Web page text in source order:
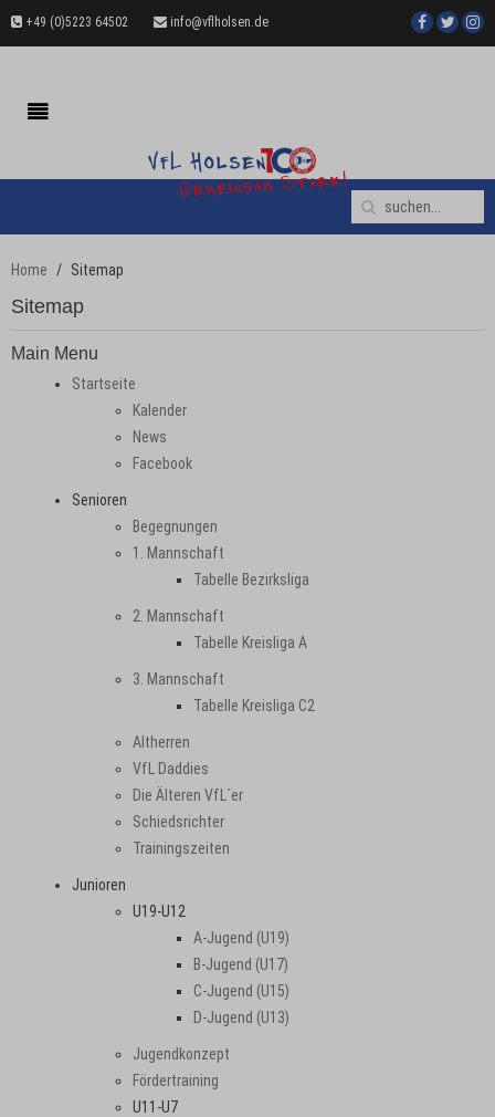
+49 (0)5223 64502 info@vflholsen.de
Home Sitemap
Sitemap
Main Menu
Startseite
Kalender
News
Facebook
Senioren
Begegnungen
1. Mannschaft
Tabelle Bezirksliga
2. Mannschaft
Tabelle Kreisliga A
3. Mannschaft
Tabelle Kreisliga C2
Altherren
VfL Daddies
Die Älteren VfL´er
Schiedsrichter
Trainingszeiten
Junioren
U19-U12
A-Jugend (U19)
B-Jugend (U17)
C-Jugend (U15)
D-Jugend (U13)
Jugendkonzept
Fördertraining
U11-U7